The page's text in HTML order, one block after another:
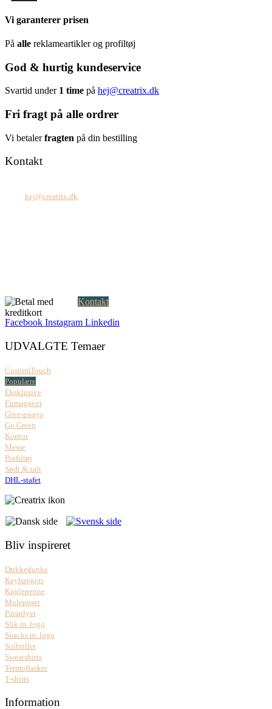
Vi garanterer prisen
På alle reklameartikler og profiltøj
God & hurtig kundeservice
Svartid under 1 time på hej@creatrix.dk
Fri fragt på alle ordrer
Vi betalerfragten på din bestilling
Kontakt
hej@creatrix.dk
Kontakt
Facebook Instagram Linkedin
UDVALGTE Temaer
CustomTouch
Populære
Eksklusive
Firmagaver
Give-aways
Go Green
Kontor
Messe
Profiltøj
Sødt & salt
DHL-stafet
Bliv inspireret
Drikkedunke
Keyhangers
Kuglepenne
Muleposer
Paraplyer
Slik m. logo
Snacks m. logo
Solbriller
Sweatshirts
Termoflasker
T-shirts
Information